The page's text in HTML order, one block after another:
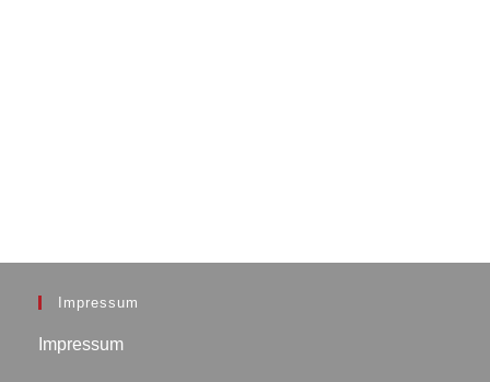
Impressum
Impressum